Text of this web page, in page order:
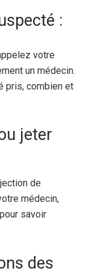
:
votre
un médecin.
pris, combien et
jeter
de
médecin,
savoir
des